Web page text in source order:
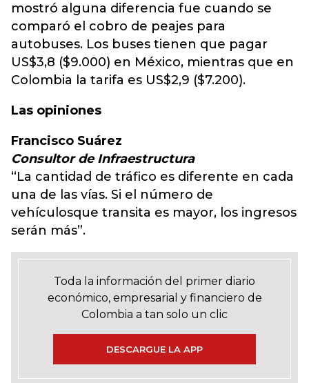
mostró alguna diferencia fue cuando se
comparó el cobro de peajes para
autobuses. Los buses tienen que pagar
US$3,8 ($9.000) en México, mientras que en
Colombia la tarifa es US$2,9 ($7.200).
Las opiniones
Francisco Suárez
Consultor de Infraestructura
“La cantidad de tráfico es diferente en cada
una de las vías. Si el número de
vehículosque transita es mayor, los ingresos
serán más”.
Toda la información del primer diario
económico, empresarial y financiero de
Colombia a tan solo un clic
DESCARGUE LA APP